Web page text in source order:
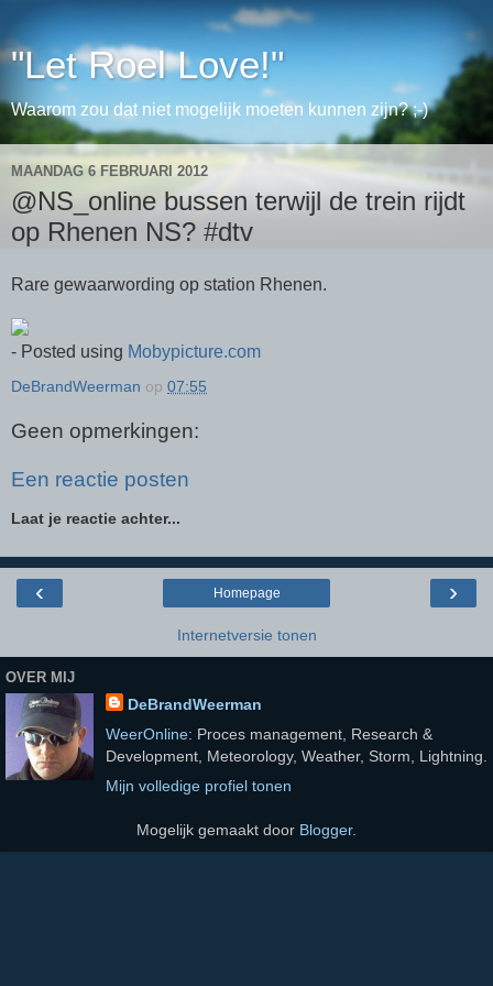
"Let Roel Love!"
Waarom zou dat niet mogelijk moeten kunnen zijn? ;-)
MAANDAG 6 FEBRUARI 2012
@NS_online bussen terwijl de trein rijdt
op Rhenen NS? #dtv
Rare gewaarwording op station Rhenen.
- Posted using Mobypicture.com
DeBrandWeerman op 07:55
Geen opmerkingen:
Een reactie posten
Laat je reactie achter...
‹ ›
Homepage
Internetversie tonen
OVER MIJ
DeBrandWeerman
WeerOnline: Proces management, Research &
Development, Meteorology, Weather, Storm, Lightning.
Mijn volledige profiel tonen
Mogelijk gemaakt door Blogger.